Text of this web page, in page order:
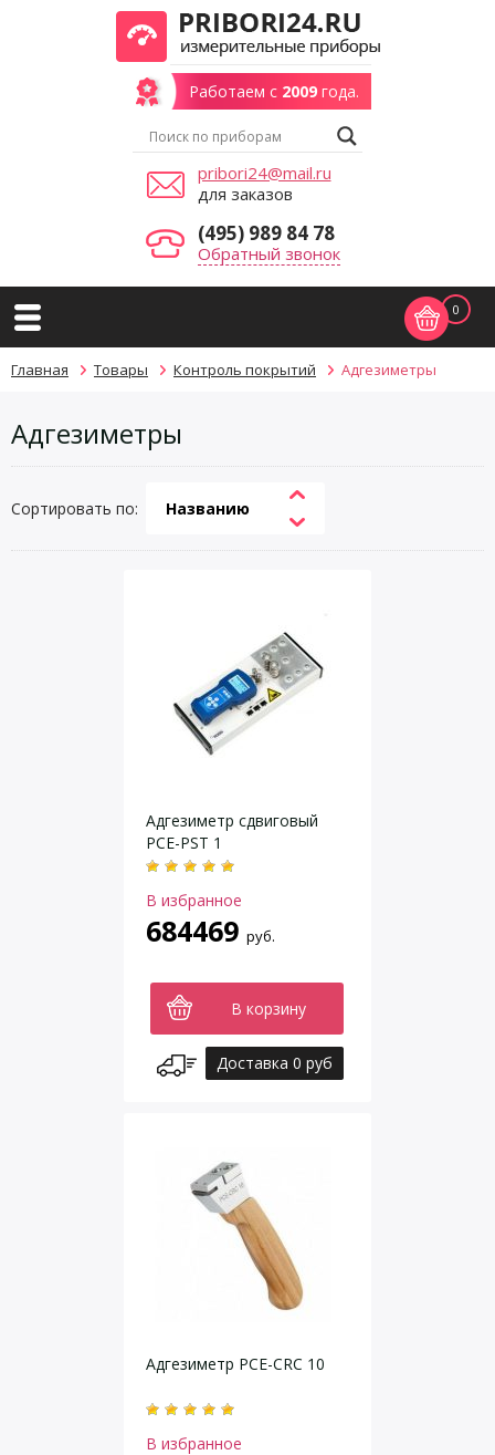
Работаем с 2009года.
pribori24@mail.ru
для заказов
(495) 989 84 78
Обратный звонок
0
Главная Товары Контроль покрытий Адгезиметры
Адгезиметры
Сортировать по: Названию
Адгезиметр cдвиговый
PCE-PST 1
В избранное
684469 руб.
В корзину
Доставка 0 руб
Адгезиметр PCE-CRC 10
В избранное